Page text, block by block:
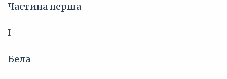
Частина перша
І
Бела